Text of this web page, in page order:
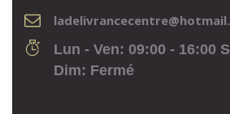
Lun - Ven: 09:00 - 16:00
Dim: Fermé